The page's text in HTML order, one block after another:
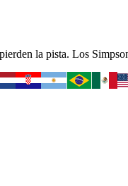
la pista. Los